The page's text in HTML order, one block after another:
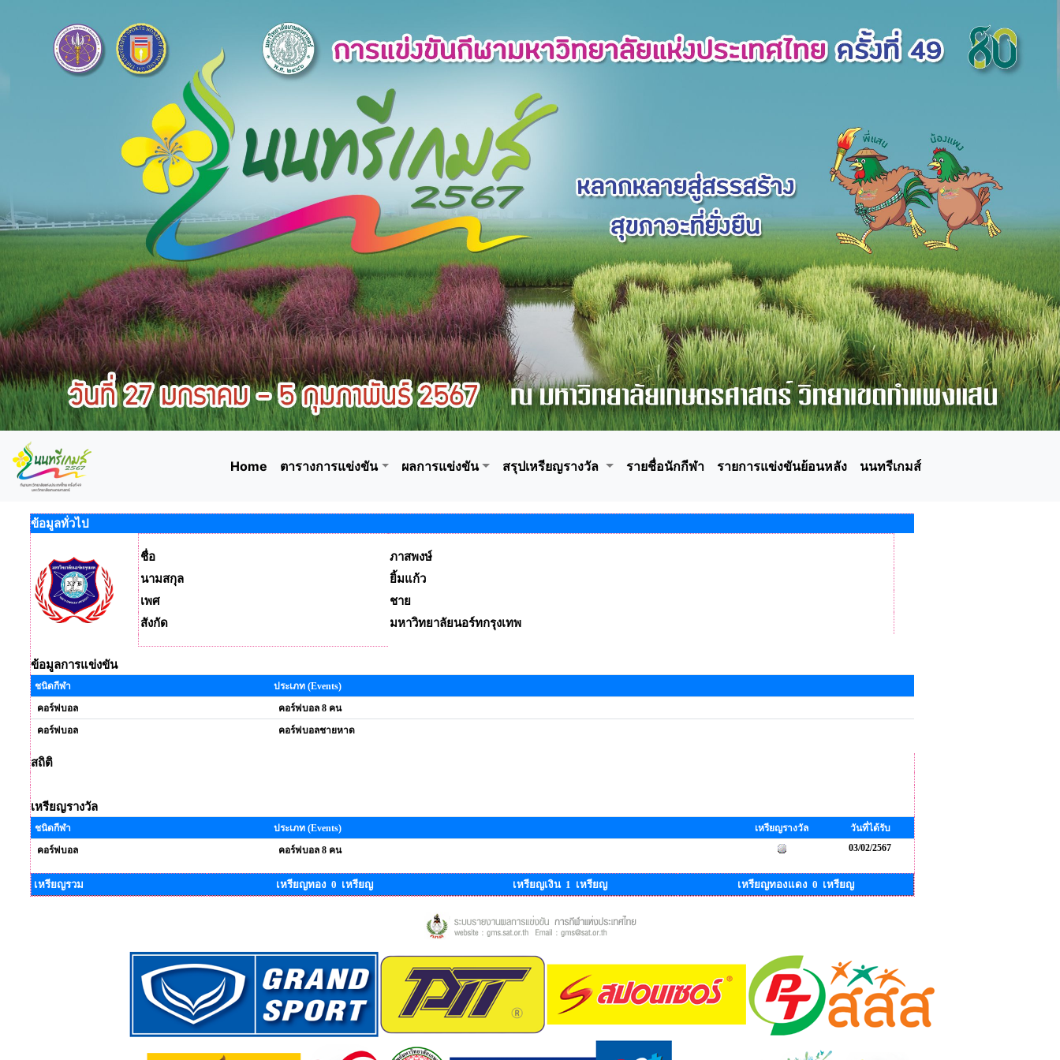
Home ตารางการแข่งขัน ผลการแข่งขัน สรุปเหรียญรางวัล รายชื่อนักกีฬา รายการแข่งขันย้อนหลัง นนทรีเกมส์
ข้อมูลทั่วไป
ชื่อ
ภาสพงษ์
นามสกุล
ยิ้มแก้ว
เพศ
ชาย
สังกัด
มหาวิทยาลัยนอร์ทกรุงเทพ
ข้อมูลการแข่งขัน
ชนิดกีฬา
ประเภท (Events)
คอร์ฟบอล
คอร์ฟบอล 8 คน
คอร์ฟบอล
คอร์ฟบอลชายหาด
สถิติ
เหรียญรางวัล
ชนิดกีฬา ประเภท (Events) เหรียญรางวัล
วันที่ได้รับ
คอร์ฟบอล
คอร์ฟบอล 8 คน 03/02/2567
เหรียญรวม เหรียญทอง 0 เหรียญ เหรียญเงิน 1 เหรียญ เหรียญทองแดง 0 เหรียญ